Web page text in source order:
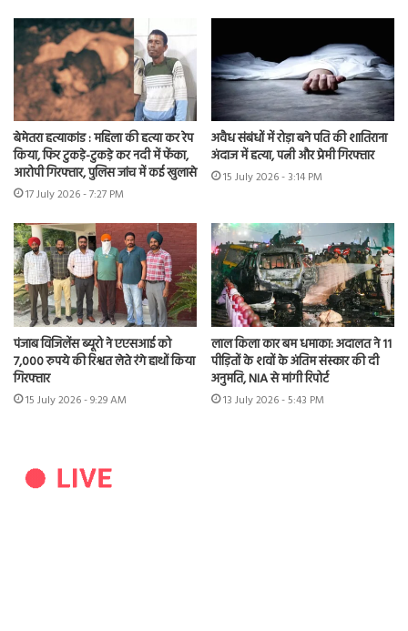
बेमेतरा हत्याकांड : महिला की हत्या कर रेप
किया, फिर टुकड़े-टुकड़े कर नदी में फेंका,
आरोपी गिरफ्तार, पुलिस जांच में कई खुलासे
17 July 2026 - 7:27 PM
अवैध संबंधों में रोड़ा बने पति की शातिराना
अंदाज में हत्या, पत्नी और प्रेमी गिरफ्तार
15 July 2026 - 3:14 PM
पंजाब विजिलेंस ब्यूरो ने एएसआई को
7,000 रुपये की रिश्वत लेते रंगे हाथों किया
गिरफ्तार
15 July 2026 - 9:29 AM
लाल किला कार बम धमाका: अदालत ने 11
पीड़ितों के शवों के अंतिम संस्कार की दी
अनुमति, NIA से मांगी रिपोर्ट
13 July 2026 - 5:43 PM